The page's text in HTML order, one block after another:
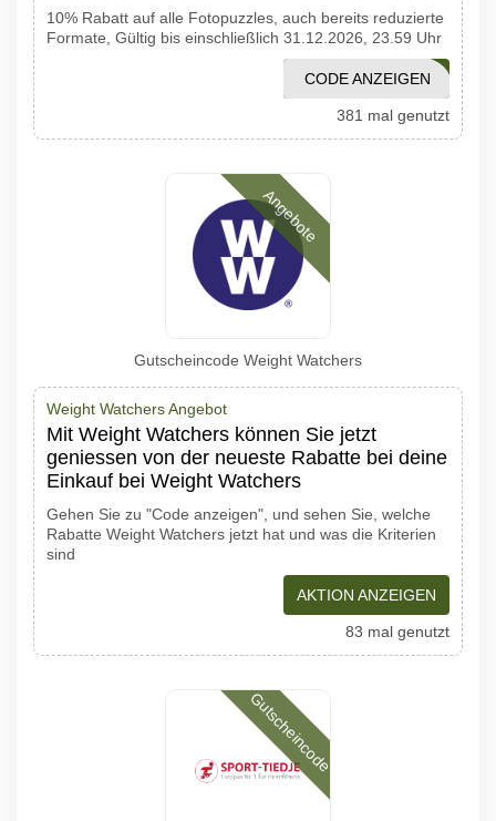
10% Rabatt auf alle Fotopuzzles, auch bereits reduzierte
Formate, Gültig bis einschließlich 31.12.2026, 23.59 Uhr
PUZFOTOAW
CODE ANZEIGEN
381 mal genutzt
Angebote
Gutscheincode Weight Watchers
Weight Watchers Angebot
Mit Weight Watchers können Sie jetzt
geniessen von der neueste Rabatte bei deine
Einkauf bei Weight Watchers
Gehen Sie zu "Code anzeigen", und sehen Sie, welche
Rabatte Weight Watchers jetzt hat und was die Kriterien
sind
AKTION ANZEIGEN
83 mal genutzt
Gutscheincode